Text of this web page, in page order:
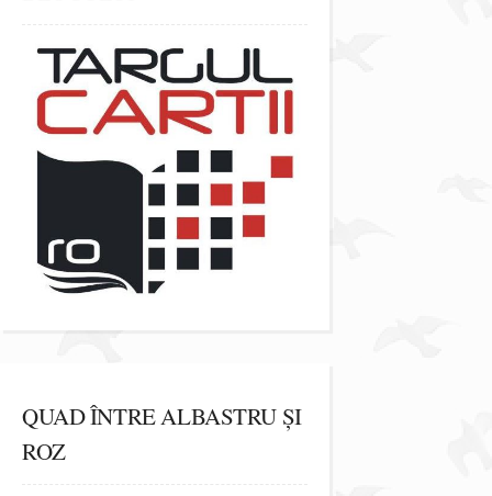
QUAD ÎNTRE ALBASTRU ȘI
ROZ